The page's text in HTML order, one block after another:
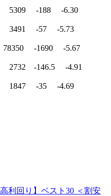
-188 -6.30
-57 -5.73
-1690 -5.67
-146.5 -4.91
-35 -4.69
利回り】ベスト30 ＜割安